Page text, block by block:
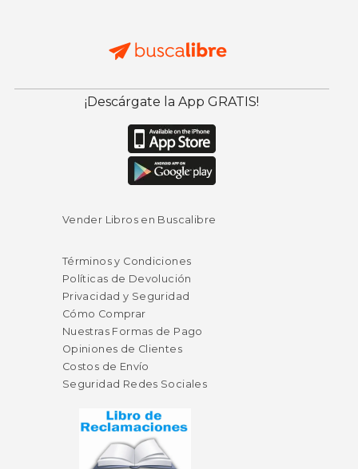
¡Descárgate la App GRATIS!
Vender Libros en Buscalibre
Términos y Condiciones
Políticas de Devolución
Privacidad y Seguridad
Cómo Comprar
Nuestras Formas de Pago
Opiniones de Clientes
Costos de Envío
Seguridad Redes Sociales